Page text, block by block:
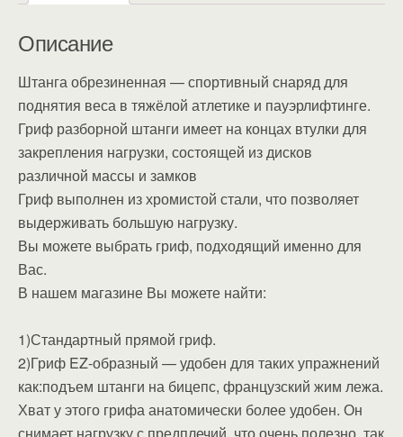
Описание
Штанга обрезиненная — спортивный снаряд для
поднятия веса в тяжёлой атлетике и пауэрлифтинге.
Гриф разборной штанги имеет на концах втулки для
закрепления нагрузки, состоящей из дисков
различной массы и замков
Гриф выполнен из хромистой стали, что позволяет
выдерживать большую нагрузку.
Вы можете выбрать гриф, подходящий именно для
Вас.
В нашем магазине Вы можете найти:
1)Стандартный прямой гриф.
2)Гриф EZ-образный — удобен для таких упражнений
как:подъем штанги на бицепс, французский жим лежа.
Хват у этого грифа анатомически более удобен. Он
снимает нагрузку с предплечий, что очень полезно, так